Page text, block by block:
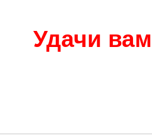
Удачи